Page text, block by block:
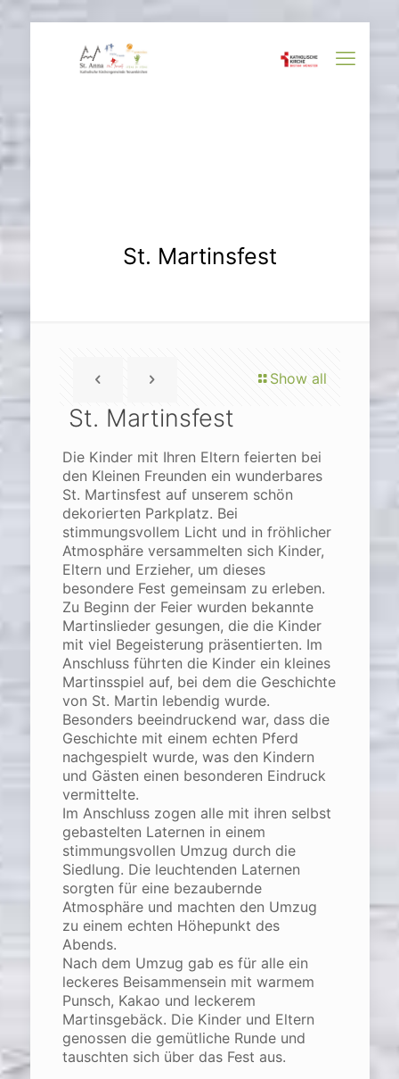
St. Martinsfest
Show all
St. Martinsfest
Die Kinder mit Ihren Eltern feierten bei
den Kleinen Freunden ein wunderbares
St. Martinsfest auf unserem schön
dekorierten Parkplatz. Bei
stimmungsvollem Licht und in fröhlicher
Atmosphäre versammelten sich Kinder,
Eltern und Erzieher, um dieses
besondere Fest gemeinsam zu erleben.
Zu Beginn der Feier wurden bekannte
Martinslieder gesungen, die die Kinder
mit viel Begeisterung präsentierten. Im
Anschluss führten die Kinder ein kleines
Martinsspiel auf, bei dem die Geschichte
von St. Martin lebendig wurde.
Besonders beeindruckend war, dass die
Geschichte mit einem echten Pferd
nachgespielt wurde, was den Kindern
und Gästen einen besonderen Eindruck
vermittelte.
Im Anschluss zogen alle mit ihren selbst
gebastelten Laternen in einem
stimmungsvollen Umzug durch die
Siedlung. Die leuchtenden Laternen
sorgten für eine bezaubernde
Atmosphäre und machten den Umzug
zu einem echten Höhepunkt des
Abends.
Nach dem Umzug gab es für alle ein
leckeres Beisammensein mit warmem
Punsch, Kakao und leckerem
Martinsgebäck. Die Kinder und Eltern
genossen die gemütliche Runde und
tauschten sich über das Fest aus.